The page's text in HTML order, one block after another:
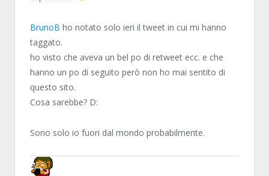
BrunoB ho notato solo ieri il tweet in cui mi hanno
taggato.
ho visto che aveva un bel po di retweet ecc. e che
hanno un po di seguito però non ho mai sentito di
questo sito.
Cosa sarebbe? D:
Sono solo io fuori dal mondo probabilmente.